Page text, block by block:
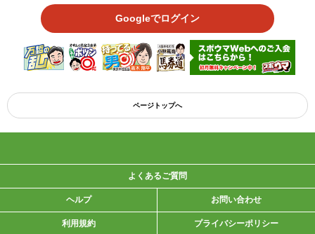
Googleでログイン
ページトップへ
よくあるご質問
ヘルプ お問い合わせ
利用規約 プライバシーポリシー